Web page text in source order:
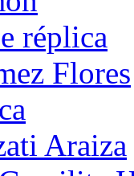
réplica
Flores
Araiza